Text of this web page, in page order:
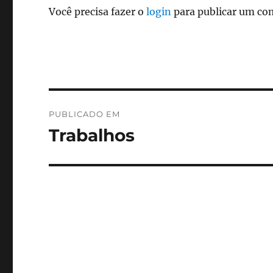
Você precisa fazer ologin para publicar um
de
PUBLICADO EM
Trabalhos